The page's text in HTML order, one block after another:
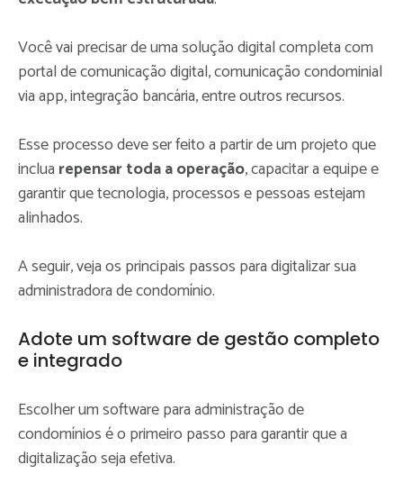
Você vai precisar de uma solução digital completa com
portal de comunicação digital, comunicação condominial
via app, integração bancária, entre outros recursos.
Esse processo deve ser feito a partir de um projeto que
inclua repensar toda a operação, capacitar a equipe e
garantir que tecnologia, processos e pessoas estejam
alinhados.
A seguir, veja os principais passos para digitalizar sua
administradora de condomínio.
Adote um software de gestão completo
e integrado
Escolher um software para administração de
condomínios é o primeiro passo para garantir que a
digitalização seja efetiva.